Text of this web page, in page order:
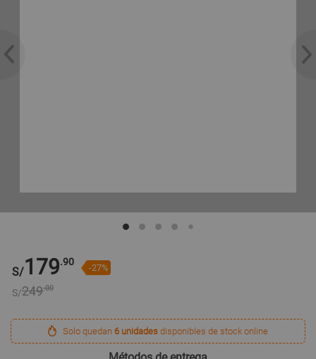
S/179.90 -27%
S/249.00
Solo quedan 6 unidades disponibles de stock online